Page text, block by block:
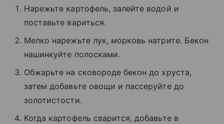
Нарежьте картофель, залейте водой и
поставьте вариться.
Мелко нарежьте лук, морковь натрите. Бекон
нашинкуйте полосками.
Обжарьте на сковороде бекон до хруста,
затем добавьте овощи и пассеруйте до
золотистости.
Когда картофель сварится, добавьте в